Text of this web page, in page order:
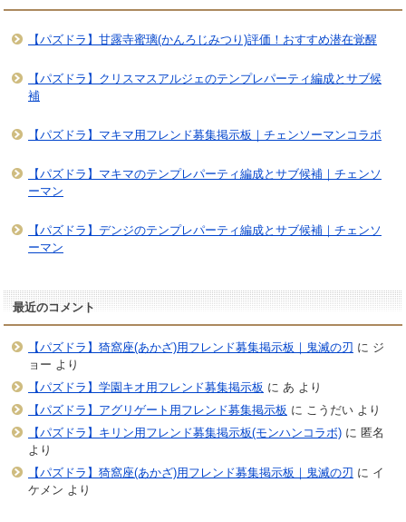
【パズドラ】甘露寺蜜璃(かんろじみつり)評価！おすすめ潜在覚醒
【パズドラ】クリスマスアルジェのテンプレパーティ編成とサブ候
補
【パズドラ】マキマ用フレンド募集掲示板｜チェンソーマンコラボ
【パズドラ】マキマのテンプレパーティ編成とサブ候補｜チェンソ
ーマン
【パズドラ】デンジのテンプレパーティ編成とサブ候補｜チェンソ
ーマン
最近のコメント
【パズドラ】猗窩座(あかざ)用フレンド募集掲示板｜鬼滅の刃 に ジ
ョー より
【パズドラ】学園キオ用フレンド募集掲示板 に あ より
【パズドラ】アグリゲート用フレンド募集掲示板 に こうだいより
【パズドラ】キリン用フレンド募集掲示板(モンハンコラボ)に 匿名
より
【パズドラ】猗窩座(あかざ)用フレンド募集掲示板｜鬼滅の刃 に イ
ケメン より